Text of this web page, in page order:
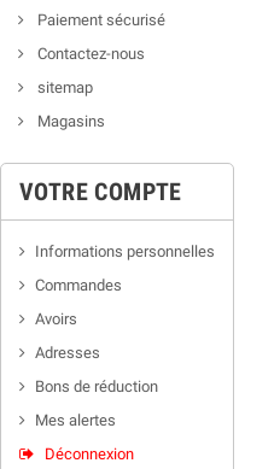
Paiement sécurisé
Contactez-nous
sitemap
Magasins
VOTRE COMPTE
Informations personnelles
Commandes
Avoirs
Adresses
Bons de réduction
Mes alertes
Déconnexion